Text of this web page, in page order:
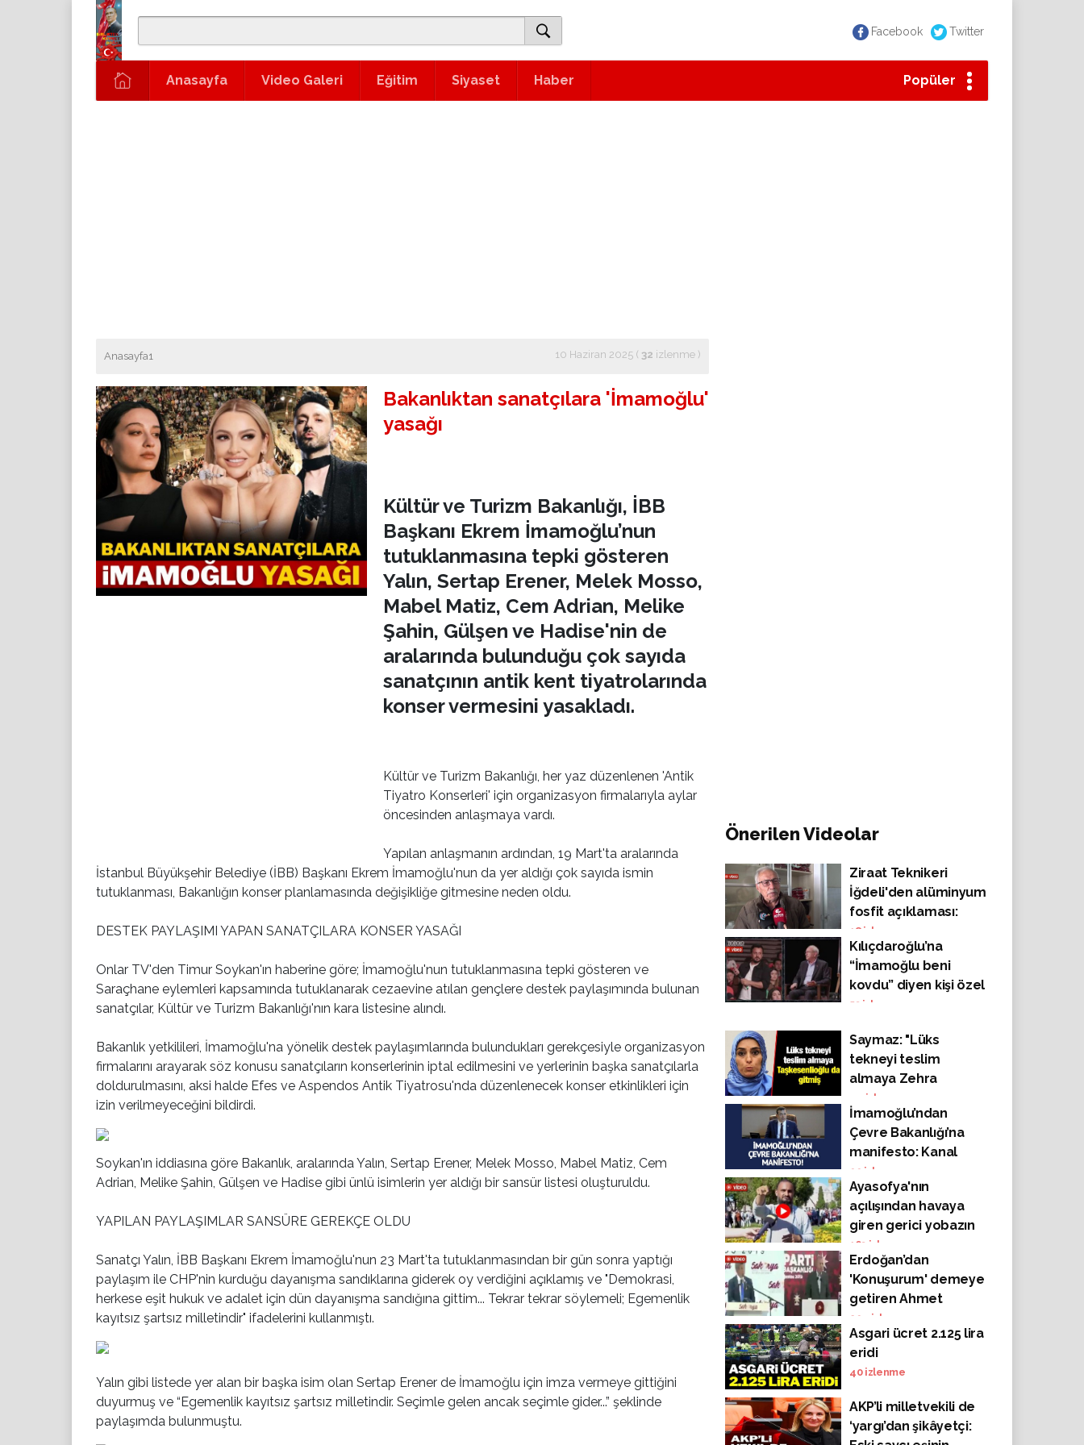
Facebook Twitter
Anasayfa Video Galeri Eğitim Siyaset Haber Popüler
Anasayfa1 10 Haziran 2025 ( 32 izlenme )
Bakanlıktan sanatçılara 'İmamoğlu'
yasağı
Kültür ve Turizm Bakanlığı, İBB
Başkanı Ekrem İmamoğlu’nun
tutuklanmasına tepki gösteren
Yalın, Sertap Erener, Melek Mosso,
Mabel Matiz, Cem Adrian, Melike
Şahin, Gülşen ve Hadise'nin de
aralarında bulunduğu çok sayıda
sanatçının antik kent tiyatrolarında
konser vermesini yasakladı.
Kültür ve Turizm Bakanlığı, her yaz düzenlenen 'Antik
Tiyatro Konserleri' için organizasyon firmalarıyla aylar
öncesinden anlaşmaya vardı.
Yapılan anlaşmanın ardından, 19 Mart'ta aralarında
İstanbul Büyükşehir Belediye (İBB) Başkanı Ekrem İmamoğlu'nun da yer aldığı çok sayıda ismin
tutuklanması, Bakanlığın konser planlamasında değişikliğe gitmesine neden oldu.
DESTEK PAYLAŞIMI YAPAN SANATÇILARA KONSER YASAĞI
Onlar TV'den Timur Soykan'ın haberine göre; İmamoğlu'nun tutuklanmasına tepki gösteren ve
Saraçhane eylemleri kapsamında tutuklanarak cezaevine atılan gençlere destek paylaşımında bulunan
sanatçılar, Kültür ve Turizm Bakanlığı'nın kara listesine alındı.
Bakanlık yetkilileri, İmamoğlu'na yönelik destek paylaşımlarında bulundukları gerekçesiyle organizasyon
firmalarını arayarak söz konusu sanatçıların konserlerinin iptal edilmesini ve yerlerinin başka sanatçılarla
doldurulmasını, aksi halde Efes ve Aspendos Antik Tiyatrosu'nda düzenlenecek konser etkinlikleri için
izin verilmeyeceğini bildirdi.
Soykan'ın iddiasına göre Bakanlık, aralarında Yalın, Sertap Erener, Melek Mosso, Mabel Matiz, Cem
Adrian, Melike Şahin, Gülşen ve Hadise gibi ünlü isimlerin yer aldığı bir sansür listesi oluşturuldu.
YAPILAN PAYLAŞIMLAR SANSÜRE GEREKÇE OLDU
Sanatçı Yalın, İBB Başkanı Ekrem İmamoğlu'nun 23 Mart'ta tutuklanmasından bir gün sonra yaptığı
paylaşım ile CHP'nin kurduğu dayanışma sandıklarına giderek oy verdiğini açıklamış ve "Demokrasi,
herkese eşit hukuk ve adalet için dün dayanışma sandığına gittim... Tekrar tekrar söylemeli; Egemenlik
kayıtsız şartsız milletindir" ifadelerini kullanmıştı.
Yalın gibi listede yer alan bir başka isim olan Sertap Erener de İmamoğlu için imza vermeye gittiğini
duyurmuş ve “Egemenlik kayıtsız şartsız milletindir. Seçimle gelen ancak seçimle gider...” şeklinde
paylaşımda bulunmuştu.
Önerilen Videolar
Ziraat Teknikeri
İğdeli'den alüminyum
fosfit açıklaması:
“İnsanlar tehlikesini
anlayamaz, kişiyi
anında zehirler. 72
saat tamamen kapalı
18izlenme
Kılıçdaroğlu’na
“İmamoğlu beni
kovdu” diyen kişi özel
şirket çalışanı çıktı!
53 izlenme
Saymaz: "Lüks
tekneyi teslim
almaya Zehra
Taşkesenlioğlu da
gitmiş"
izlenme
İmamoğlu’ndan
Çevre Bakanlığı’na
manifesto: Kanal
İstanbul’da halkın
katılımı yok
99 izlenme
Ayasofya'nın
açılışından havaya
giren gerici yobazın
biri, Atatürk'ten
hesap sorabileceğini
zannetmeye
başlamış!
163 izlenme
Erdoğan’dan
'Konuşurum' demeye
getiren Ahmet
Davutoğlu’na
'Memleketi ateşe
atma !'
294 izlenme
Asgari ücret 2.125 lira
eridi
40izlenme
AKP’li milletvekili de
‘yargı’dan şikâyetçi: